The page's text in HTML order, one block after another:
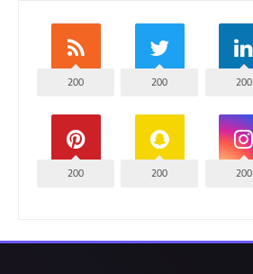
200
200
200
200
200
200